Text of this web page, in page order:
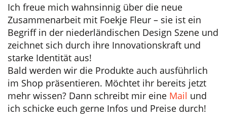
Ich freue mich wahnsinnig über die neue
Zusammenarbeit mit Foekje Fleur – sie ist ein
Begriff in der niederländischen Design Szene und
zeichnet sich durch ihre Innovationskraft und
starke Identität aus!
Bald werden wir die Produkte auch ausführlich
im Shop präsentieren. Möchtet ihr bereits jetzt
mehr wissen? Dann schreibt mir eine Mail und
ich schicke euch gerne Infos und Preise durch!